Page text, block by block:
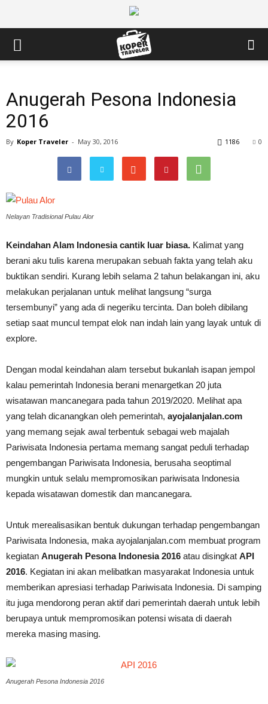
Anugerah Pesona Indonesia
2016
By Koper Traveler - May 30, 2016 0
1186
Nelayan Tradisional Pulau Alor
Keindahan Alam Indonesia cantik luar biasa. Kalimat yang
berani aku tulis karena merupakan sebuah fakta yang telah aku
buktikan sendiri. Kurang lebih selama 2 tahun belakangan ini, aku
melakukan perjalanan untuk melihat langsung “surga
tersembunyi” yang ada di negeriku tercinta. Dan boleh dibilang
setiap saat muncul tempat elok nan indah lain yang layak untuk di
explore.
Dengan modal keindahan alam tersebut bukanlah isapan jempol
kalau pemerintah Indonesia berani menargetkan 20 juta
wisatawan mancanegara pada tahun 2019/2020. Melihat apa
yang telah dicanangkan oleh pemerintah, ayojalanjalan.com
yang memang sejak awal terbentuk sebagai web majalah
Pariwisata Indonesia pertama memang sangat peduli terhadap
pengembangan Pariwisata Indonesia, berusaha seoptimal
mungkin untuk selalu mempromosikan pariwisata Indonesia
kepada wisatawan domestik dan mancanegara.
Untuk merealisasikan bentuk dukungan terhadap pengembangan
Pariwisata Indonesia, maka ayojalanjalan.com membuat program
kegiatan Anugerah Pesona Indonesia 2016 atau disingkat API
2016. Kegiatan ini akan melibatkan masyarakat Indonesia untuk
memberikan apresiasi terhadap Pariwisata Indonesia. Di samping
itu juga mendorong peran aktif dari pemerintah daerah untuk lebih
berupaya untuk mempromosikan potensi wisata di daerah
mereka masing masing.
Anugerah Pesona Indonesia 2016